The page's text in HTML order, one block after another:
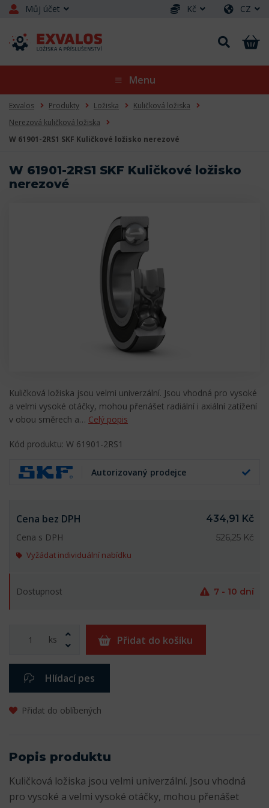
Můj účet Kč CZ
Menu
Exvalos Produkty Ložiska
Kuličková ložiska
Nerezová kuličková ložiska
W 61901-2RS1 SKF Kuličkové ložisko nerezové
W 61901-2RS1 SKF Kuličkové ložisko
nerezové
Kuličková ložiska jsou velmi univerzální. Jsou vhodná pro vysoké
a velmi vysoké otáčky, mohou přenášet radiální i axiální zatížení
v obou směrech a… Celý popis
Kód produktu: W 61901-2RS1
Autorizovaný prodejce
Cena bez DPH
434,91 Kč
Cena s DPH
526,25 Kč
Vyžádat individuální nabídku
Dostupnost 7 - 10 dní
ks Přidat do košíku
Hlídací pes
Přidat do oblíbených
Popis produktu
Kuličková ložiska jsou velmi univerzální. Jsou vhodná
pro vysoké a velmi vysoké otáčky, mohou přenášet